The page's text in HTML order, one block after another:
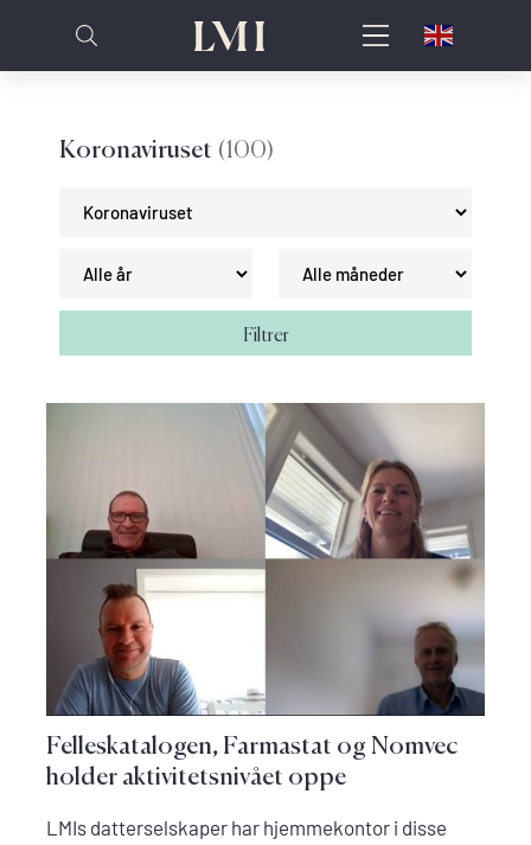
Koronaviruset (100)
Filtrer
Felleskatalogen, Farmastat og Nomvec
holder aktivitetsnivået oppe
LMIs datterselskaper har hjemmekontor i disse